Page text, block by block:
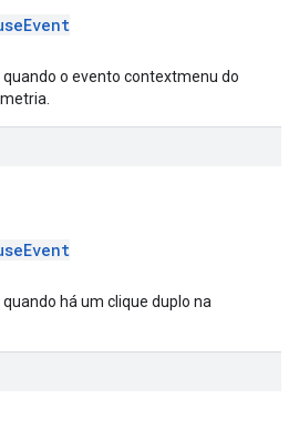
quando o evento contextmenu do
há um clique duplo na